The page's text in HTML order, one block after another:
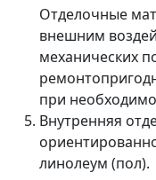
Отделочные
внешним
механических
при
Внутренняя
линолеум (пол).